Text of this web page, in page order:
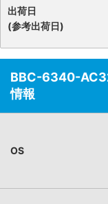
出荷日
(参考出荷日)
BBC-6340-
情報
OS